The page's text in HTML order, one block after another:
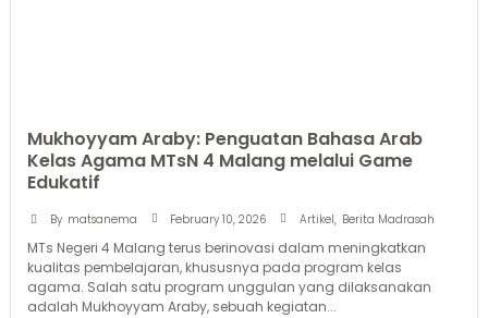
Mukhoyyam Araby: Penguatan Bahasa Arab
Kelas Agama MTsN 4 Malang melalui Game
Edukatif
By matsanema February 10, 2026 Artikel, Berita Madrasah
MTs Negeri 4 Malang terus berinovasi dalam meningkatkan
kualitas pembelajaran, khususnya pada program kelas
agama. Salah satu program unggulan yang dilaksanakan
adalah Mukhoyyam Araby, sebuah kegiatan...